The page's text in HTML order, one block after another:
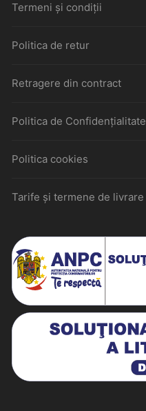
Termeni și condiții
Politica de retur
Retragere din contract
Politica de Confidențialitate
Politica cookies
Tarife și termene de livrare